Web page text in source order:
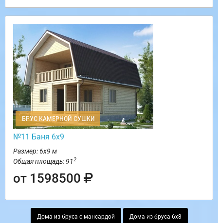
БРУС КАМЕРНОЙ СУШКИ
№11 Баня 6х9
Размер: 6х9 м
Общая площадь: 912
от 1598500
Дома из бруса с мансардой Дома из бруса 6х8